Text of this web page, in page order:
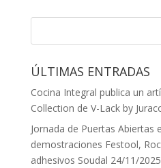
ÚLTIMAS ENTRADAS
Cocina Integral publica un
Collection de V-Lack by
Jornada de Puertas Abiertas
demostraciones Festool,
adhesivos Soudal 24/11/2025